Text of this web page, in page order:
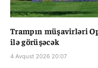
Trampın müşavirləri
ilə görüşəcək
4 Avqust 2026 20:07